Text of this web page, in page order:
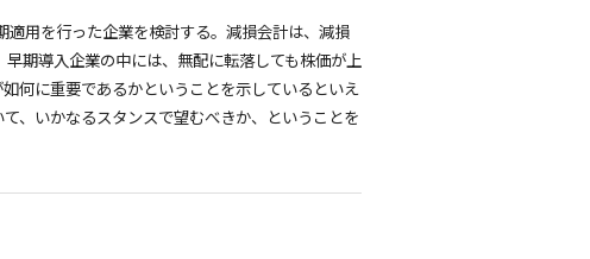
用を行った企業を検討する。減損会計は、減損
期導入企業の中には、無配に転落しても株価が上
何に重要であるかということを示しているといえ
、いかなるスタンスで望むべきか、ということを